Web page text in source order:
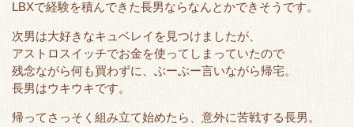
LBXで経験を積んできた長男ならなんとかできそうです。
次男は大好きなキュベレイを見つけましたが、
アストロスイッチでお金を使ってしまっていたので
残念ながら何も買わずに、ぶーぶー言いながら帰宅。
長男はウキウキです。
帰ってさっそく組み立て始めたら、意外に苦戦する長男。